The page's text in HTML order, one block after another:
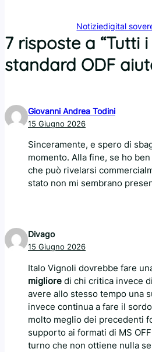
Notiziedigital
7 risposte a “Tutti
standard ODF
Giovanni Andrea Todini
15 Giugno 2026
Sinceramente, e spero di
momento. Alla fine, se ho
che può rivelarsi
stato non mi sembrano
Divago
15 Giugno 2026
Italo Vignoli dovrebbe fare
migliore di chi critica invece
avere allo stesso tempo una
invece continua a fare il
molto meglio dei precedenti
supporto ai formati di MS
turno che non ottiene nulla